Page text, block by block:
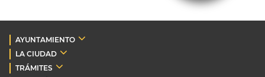
AYUNTAMIENTO
LA CIUDAD
TRÁMITES